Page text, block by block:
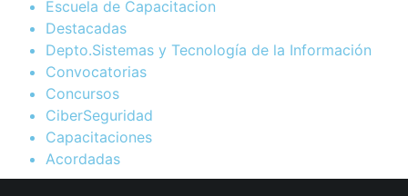
Escuela de Capacitacion
Destacadas
Depto.Sistemas y Tecnología de la Información
Convocatorias
Concursos
CiberSeguridad
Capacitaciones
Acordadas